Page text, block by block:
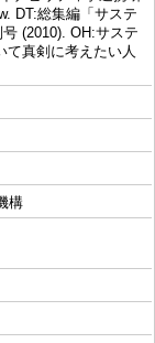
DT:総集編「サステ
(2010). OH:サステ
て真剣に考えたい人
構